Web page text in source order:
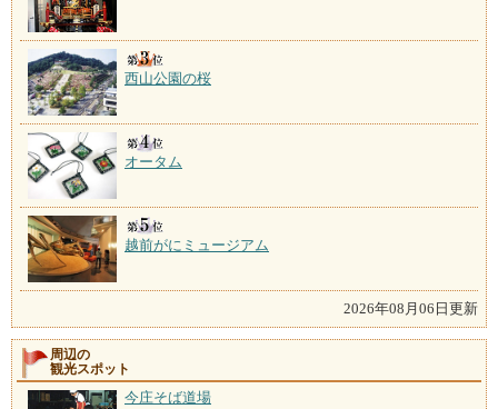
西山公園の桜
オータム
越前がにミュージアム
2026年08月06日更新
周辺の
観光スポット
今庄そば道場